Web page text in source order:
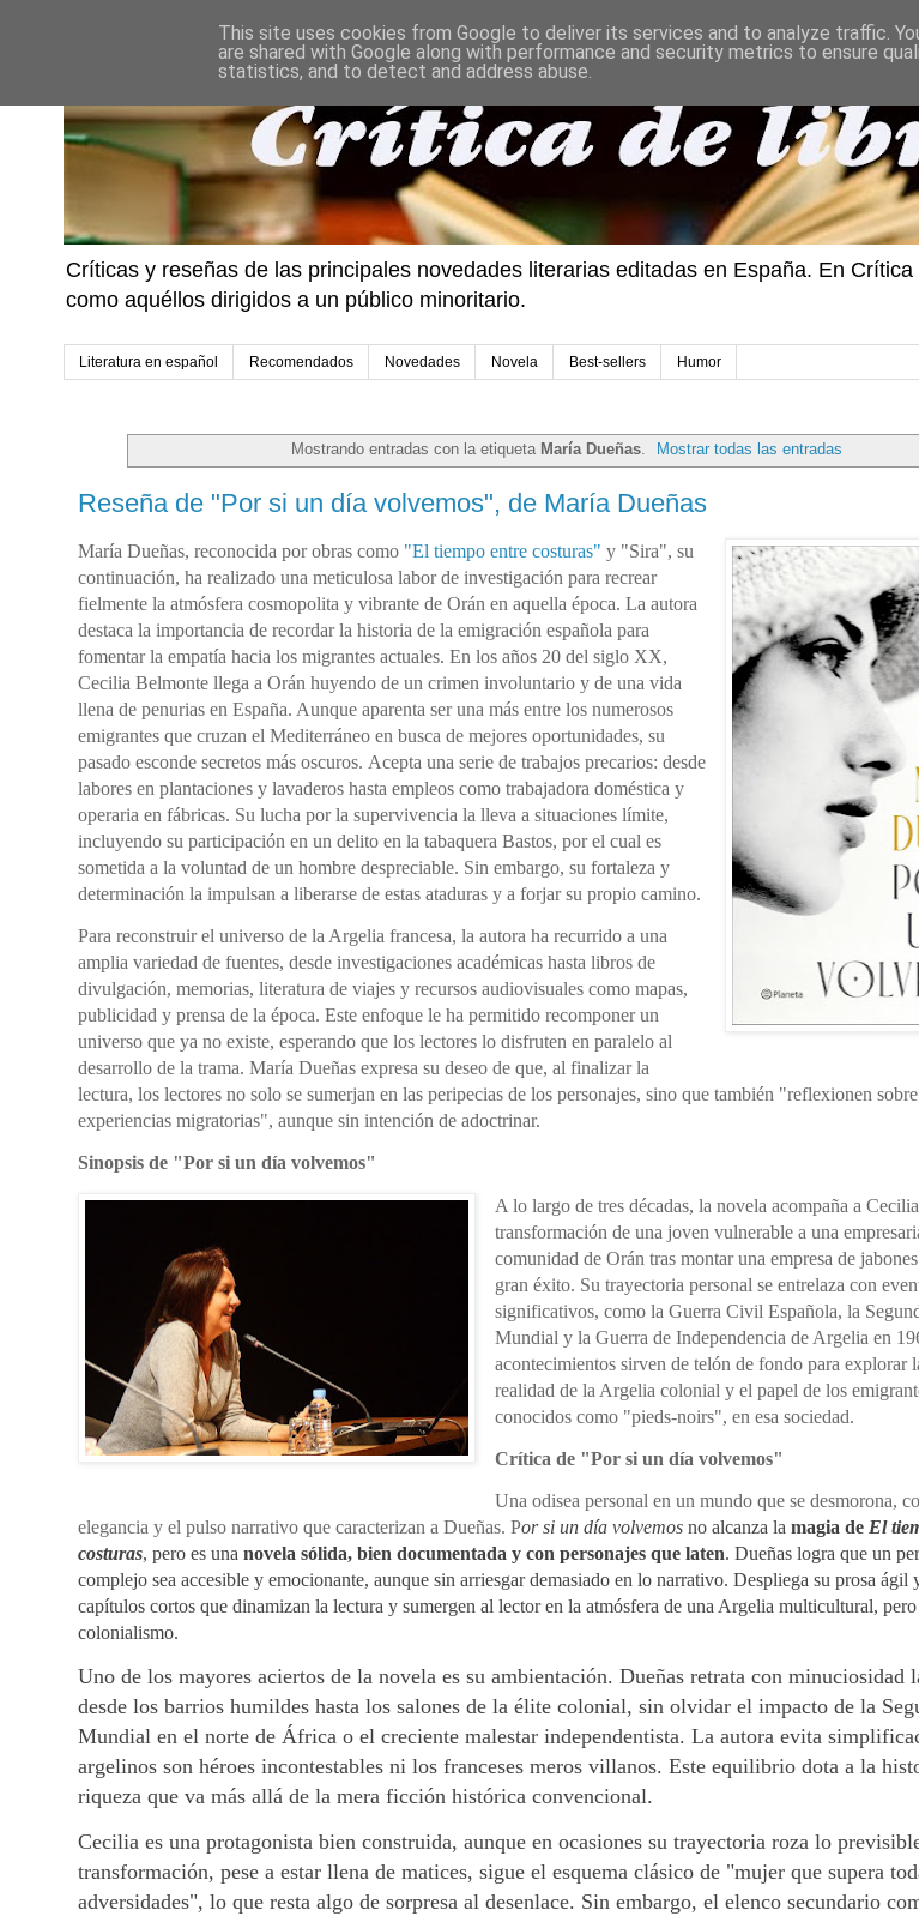
Críticas y reseñas de las principales novedades literarias editadas en España. En
como aquéllos dirigidos a un público minoritario.
Literatura en español Recomendados Novedades Novela Best-sellers Humor
Mostrando entradas con la etiqueta María Dueñas. Mostrar todas las entradas
Reseña de "Por si un día volvemos", de María Dueñas
María Dueñas, reconocida por obras como "El tiempo entre costuras" y "Sira", su
continuación, ha realizado una meticulosa labor de investigación para recrear
fielmente la atmósfera cosmopolita y vibrante de Orán en aquella época. La autora
destaca la importancia de recordar la historia de la emigración española para
fomentar la empatía hacia los migrantes actuales. En los años 20 del siglo XX,
Cecilia Belmonte llega a Orán huyendo de un crimen involuntario y de una vida
llena de penurias en España. Aunque aparenta ser una más entre los numerosos
emigrantes que cruzan el Mediterráneo en busca de mejores oportunidades, su
pasado esconde secretos más oscuros. Acepta una serie de trabajos precarios: desde
labores en plantaciones y lavaderos hasta empleos como trabajadora doméstica y
operaria en fábricas. Su lucha por la supervivencia la lleva a situaciones límite,
incluyendo su participación en un delito en la tabaquera Bastos, por el cual es
sometida a la voluntad de un hombre despreciable. Sin embargo, su fortaleza y
determinación la impulsan a liberarse de estas ataduras y a forjar su propio camino.
Para reconstruir el universo de la Argelia francesa, la autora ha recurrido a una
amplia variedad de fuentes, desde investigaciones académicas hasta libros de
divulgación, memorias, literatura de viajes y recursos audiovisuales como mapas,
publicidad y prensa de la época. Este enfoque le ha permitido recomponer un
universo que ya no existe, esperando que los lectores lo disfruten en paralelo al
desarrollo de la trama. María Dueñas expresa su deseo de que, al finalizar la
lectura, los lectores no solo se sumerjan en las peripecias de los personajes, sino que también "reflexionen
experiencias migratorias", aunque sin intención de adoctrinar.
Sinopsis de "Por si un día volvemos"
A lo largo de tres décadas, la novela acompaña a
transformación de una joven vulnerable a una
comunidad de Orán tras montar una empresa de
gran éxito. Su trayectoria personal se entrelaza con
significativos, como la Guerra Civil Española, la
Mundial y la Guerra de Independencia de Argelia en
acontecimientos sirven de telón de fondo para explorar
realidad de la Argelia colonial y el papel de los
conocidos como "pieds-noirs", en esa sociedad.
Crítica de "Por si un día volvemos"
Una odisea personal en un mundo que se desmorona,
elegancia y el pulso narrativo que caracterizan a Dueñas. Por si un día volvemos no alcanza la magia de El
costuras, pero es una novela sólida, bien documentada y con personajes que laten. Dueñas logra que un
complejo sea accesible y emocionante, aunque sin arriesgar demasiado en lo narrativo. Despliega su prosa ágil
capítulos cortos que dinamizan la lectura y sumergen al lector en la atmósfera de una Argelia multicultural,
colonialismo.
Uno de los mayores aciertos de la novela es su ambientación. Dueñas retrata con minuciosidad
desde los barrios humildes hasta los salones de la élite colonial, sin olvidar el impacto de la
Mundial en el norte de África o el creciente malestar independentista. La autora evita
argelinos son héroes incontestables ni los franceses meros villanos. Este equilibrio dota a la
riqueza que va más allá de la mera ficción histórica convencional.
Cecilia es una protagonista bien construida, aunque en ocasiones su trayectoria roza lo
transformación, pese a estar llena de matices, sigue el esquema clásico de "mujer que supera
adversidades", lo que resta algo de sorpresa al desenlace. Sin embargo, el elenco secundario
This site uses cookies from Google to deliver its services and to analyze traffic.
are shared with Google along with performance and security metrics to ensure
statistics, and to detect and address abuse.